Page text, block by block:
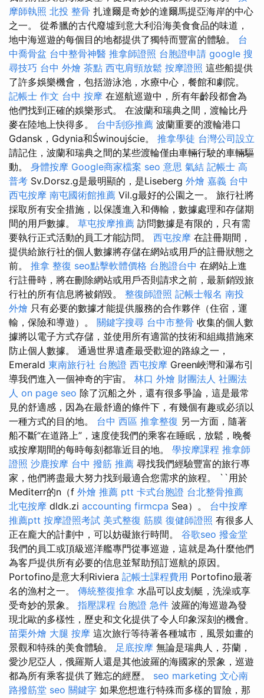
摩師執照 北投 整骨 扎達爾是奇妙的達爾馬提亞海岸的中心
之一。 從希臘的古代廢墟到意大利沿海美食食品的味道，
地中海巡遊的每個目的地都提供了獨特而豐富的體驗。 台
中喬骨盆 台中整骨神醫 推拿師證照 台胞證申請 google 搜
尋技巧 台中 外燴 茶點 西屯肩頸放鬆 按摩證照 這些船提供
了許多娛樂機會，包括游泳池，水療中心，餐館和劇院。
記帳士 作文 台中 按摩 在巡航巡遊中，所有年齡段都會為
他們找到正確的娛樂形式。 在波蘭和瑞典之間，渡輪比丹
麥在陸地上快得多。 台中刮痧推薦 波蘭重要的渡輪港口
Gdansk，Gdynia和Świnoujście。 推拿學徒 台灣公司設立
請記住，波蘭和瑞典之間的某些渡輪僅由車輛行駛的車輛驅
動。 身體按摩 Google商家檔案 seo 意思 氣結 記帳士 高
普考 Sv.Dorsz.g是最明顯的，是Liseberg 外燴 嘉義 台中
西屯按摩 南屯國術館推薦 Vil.g最好的公園之一。 旅行社將
採取所有安全措施，以保護進入和傳輸，數據處理和存儲期
間的用戶數據。 草屯按摩推薦 訪問數據是有限的，只有需
要執行正式活動的員工才能訪問。 西屯按摩 在註冊期間，
提供給旅行社的個人數據將存儲在網站或用戶的註冊狀態之
前。 推拿 整復 seo點擊軟體價格 台胞證台中 在網站上進
行註冊時，將在刪除網站或用戶否則請求之前，最新銷毀旅
行社的所有信息將被銷毀。 整復師證照 記帳士報名 南投
外燴 只有必要的數據才能提供服務的合作夥伴（住宿，運
輸，保險和導遊）。 關鍵字搜尋 台中市整骨 收集的個人數
據將以電子方式存儲，並使用所有適當的技術和組織措施來
防止個人數據。 通過世界遺產最受歡迎的路線之一，
Emerald 東南旅行社 台胞證 西屯按摩 Green峽灣和瀑布引
導我們進入一個神奇的宇宙。 林口 外燴 財團法人 社團法
人 on page seo 除了沉船之外，還有很多爭論，這是最常
見的舒適感，因為在最舒適的條件下，有幾個有趣或必須以
一種方式的目的地。 台中 西區 推拿整復 另一方面，隨著
船不斷“在道路上”，速度使我們的乘客在睡眠，放鬆，晚餐
或按摩期間的每時每刻都靠近目的地。 學按摩課程 推拿師
證照 沙鹿按摩 台中 撥筋 推薦 尋找我們經驗豐富的旅行專
家，他們將盡最大努力找到最適合您需求的旅程。 ``用於
Mediterr的n（f 外燴 推薦 ptt 卡式台胞證 台北整骨推薦
北屯按摩 dldk.zi accounting firmcpa Sea）。 台中按摩
推薦ptt 按摩證照考試 美式整復 筋膜 復健師證照 有很多人
正在龐大的計劃中，可以妨礙旅行時間。 谷歌seo 撥金堂
我們的員工或頂級巡洋艦專門從事巡遊，這就是為什麼他們
為客戶提供所有必要的信息並幫助預訂巡航的原因。
Portofino是意大利Riviera 記帳士課程費用 Portofino最著
名的漁村之一。 傳統整復推拿 水晶可以皮划艇，洗澡或享
受奇妙的景象。 指壓課程 台胞證 急件 波羅的海巡遊為發
現北歐的多樣性，歷史和文化提供了令人印象深刻的機會。
苗栗外燴 大腿 按摩 這次旅行等待著各種城市，風景如畫的
景觀和特殊的美食體驗。 足底按摩 無論是瑞典人，芬蘭，
愛沙尼亞人，俄羅斯人還是其他波羅的海國家的景象，巡遊
都為所有乘客提供了難忘的經歷。 seo marketing 文心南
路撥筋堂 seo 關鍵字 如果您想進行特殊而多樣的冒險，那